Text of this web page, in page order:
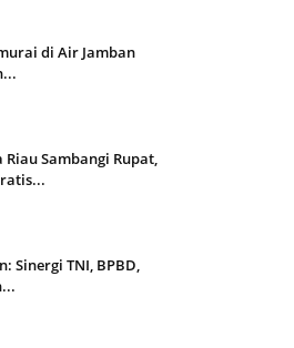
di Air Jamban
Sambangi Rupat,
Sinergi TNI, BPBD,